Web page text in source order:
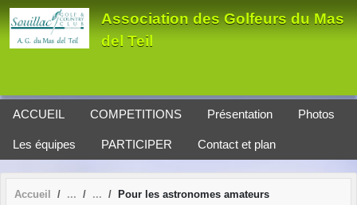
Association des Golfeurs du Mas
del Teil
ACCUEIL COMPETITIONS Présentation Photos
Les équipes PARTICIPER Contact et plan
Accueil Pour les astronomes amateurs
Panneau de gestion des cookies